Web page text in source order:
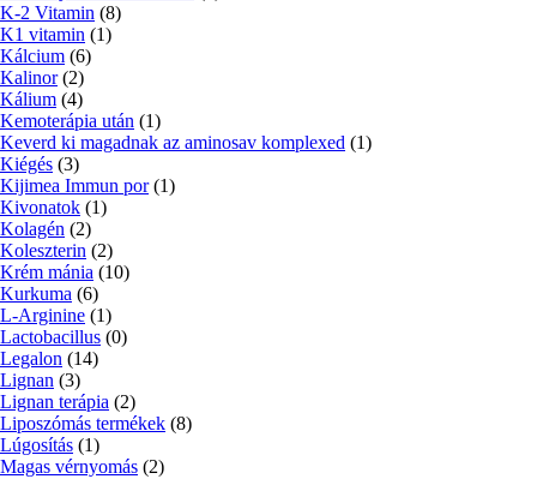
K-2 Vitamin (8)
K1 vitamin (1)
Kálcium (6)
Kalinor (2)
Kálium (4)
Kemoterápia után (1)
Keverd ki magadnak az aminosav komplexed (1)
Kiégés (3)
Kijimea Immun por (1)
Kivonatok (1)
Kolagén (2)
Koleszterin (2)
Krém mánia (10)
Kurkuma (6)
L-Arginine (1)
Lactobacillus (0)
Legalon (14)
Lignan (3)
Lignan terápia (2)
Liposzómás termékek (8)
Lúgosítás (1)
Magas vérnyomás (2)